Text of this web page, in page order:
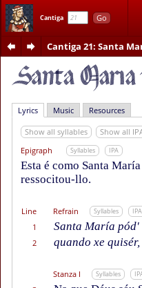
Cantiga Go
Cantiga 21: Santa
Lyrics Music Resources
Show all syllables
Show all
Epigraph
Syllables IPA
Esta é como Santa
ressocitou-llo.
Line Refrain Syllables IPA
1
Santa María
2
quando xe
Stanza I Syllables